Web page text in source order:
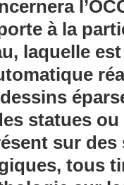
à la
laquelle
statues ou
sur des
tous